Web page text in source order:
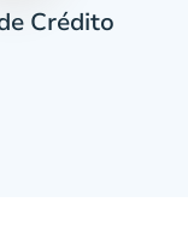
Crédito